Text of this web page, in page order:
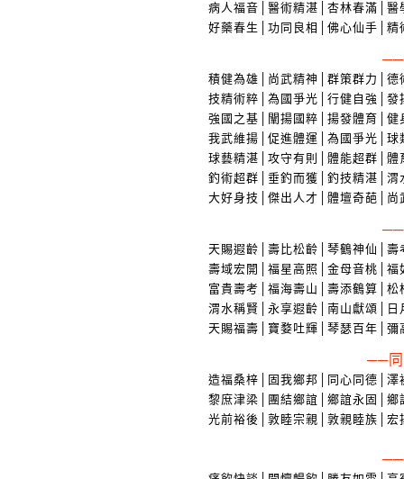
病人福音│醫術精湛│杏林春滿│
好藥春生│功同良相│佛心仙手│
積健為雄│尚武精神│群策群力│
技精術粹│為國爭光│行健自強│
強國之基│闡揚國粹│揚發體育│
我武維揚│促進體運│為國爭光│
球藝精湛│攻守有則│體能超群│
釣術超群│垂釣而獲│釣技精湛│
大好身技│傑出人才│體壇奇葩│
天賜遐齡│壽比松齡│琴鶴神仙│
壽域宏開│福星高照│金母音桃│
富貴壽考│福海壽山│壽添鶴算│
渭水稱賢│永享遐齡│南山獻頌│
天賜福壽│寶婺吐輝│琴瑟百年│
──
造福桑梓│固我鄉邦│同心同德│
黎庶津梁│團結鄉誼│鄉誼永固│
光前裕後│敦睦宗親│敦親睦族│